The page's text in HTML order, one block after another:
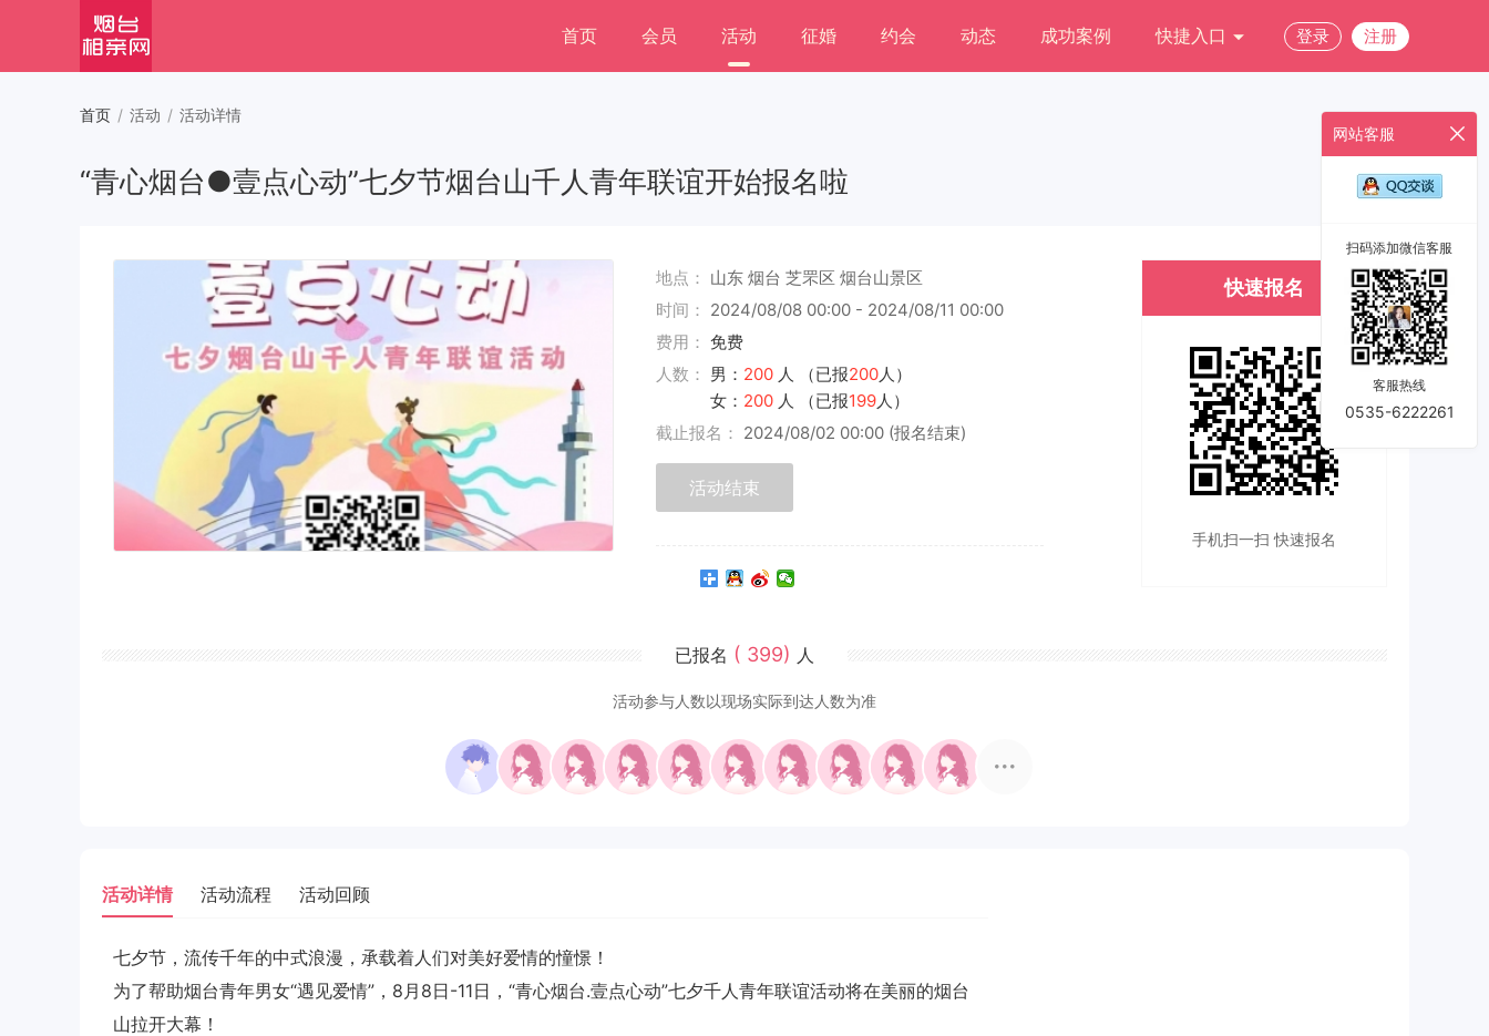
首页 会员 活动 征婚 约会 动态 成功案例 快捷入口 登录 注册
首页 / 活动 / 活动详情
“青心烟台●壹点心动”七夕节烟台山千人青年联谊开始报名啦
地点： 山东 烟台 芝罘区 烟台山景区
时间： 2024/08/08 00:00 - 2024/08/11 00:00
费用： 免费
人数： 男： 200 人 （已报200人）
女： 200 人 （已报199人）
截止报名： 2024/08/02 00:00 (报名结束)
活动结束
快速报名
手机扫一扫 快速报名
已报名 ( 399) 人
活动参与人数以现场实际到达人数为准
活动详情 活动流程 活动回顾
七夕节，流传千年的中式浪漫，承载着人们对美好爱情的憧憬！
为了帮助烟台青年男女“遇见爱情”，8月8日-11日，“青心烟台.壹点心动”七夕千人青年联谊活动将在美丽的烟台
山拉开大幕！
网站客服
扫码添加微信客服
客服热线
0535-6222261